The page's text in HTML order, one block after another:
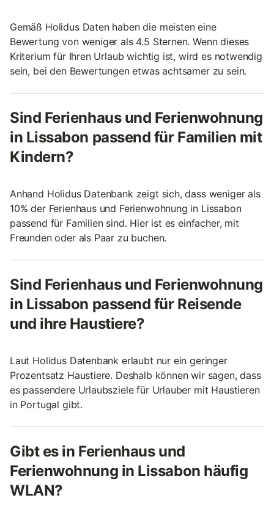
Gemäß Holidus Daten haben die meisten eine
Bewertung von weniger als 4.5 Sternen. Wenn dieses
Kriterium für Ihren Urlaub wichtig ist, wird es notwendig
sein, bei den Bewertungen etwas achtsamer zu sein.
Sind Ferienhaus und Ferienwohnung
in Lissabon passend für Familien mit
Kindern?
Anhand Holidus Datenbank zeigt sich, dass weniger als
10% der Ferienhaus und Ferienwohnung in Lissabon
passend für Familien sind. Hier ist es einfacher, mit
Freunden oder als Paar zu buchen.
Sind Ferienhaus und Ferienwohnung
in Lissabon passend für Reisende
und ihre Haustiere?
Laut Holidus Datenbank erlaubt nur ein geringer
Prozentsatz Haustiere. Deshalb können wir sagen, dass
es passendere Urlaubsziele für Urlauber mit Haustieren
in Portugal gibt.
Gibt es in Ferienhaus und
Ferienwohnung in Lissabon häufig
WLAN?